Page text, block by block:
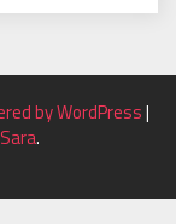
by WordPress|
.